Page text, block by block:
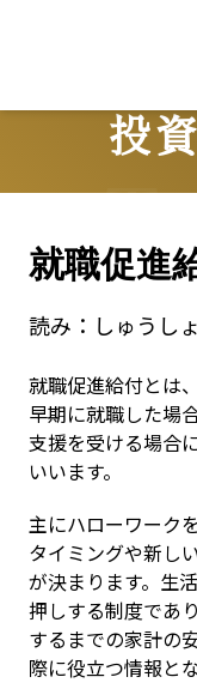
投
就職促進
読み： しゅうし
就職促進給付とは
早期に就職した場
支援を受ける場合
いいます。
主にハローワーク
タイミングや新し
が決まります。生
押しする制度であ
するまでの家計の
際に役立つ情報と